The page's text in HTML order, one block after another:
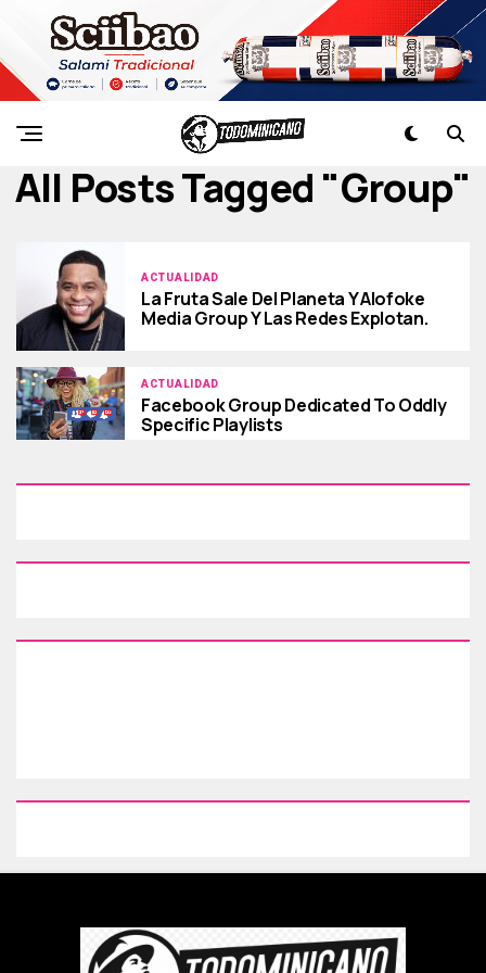
All Posts Tagged "group"
ACTUALIDAD
La Fruta Sale Del Planeta Y Alofoke
Media Group Y Las Redes Explotan.
ACTUALIDAD
Facebook Group Dedicated To Oddly
Specific Playlists